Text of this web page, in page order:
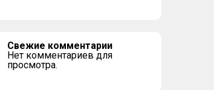
Свежие комментарии
Нет комментариев для
просмотра.